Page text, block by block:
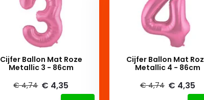
Cijfer Ballon Mat Roze
Metallic 3 - 86cm
€ 4,74 € 4,35
Cijfer Ballon Mat
Metallic 4 - 86cm
€ 4,74 € 4,35